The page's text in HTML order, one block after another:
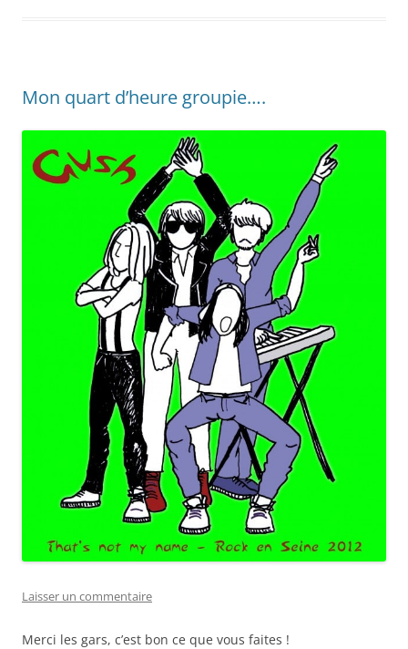
Mon quart d’heure groupie….
Laisser un commentaire
Merci les gars, c’est bon ce que vous faites !